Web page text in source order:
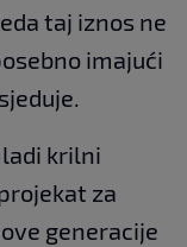
taj iznos ne
imajući
krilni
za
generacije